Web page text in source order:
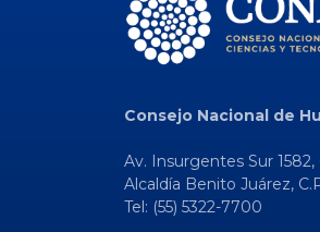
Consejo Nacional de
Av. Insurgentes Sur
Alcaldía Benito Juárez,
Tel: (55) 5322-7700